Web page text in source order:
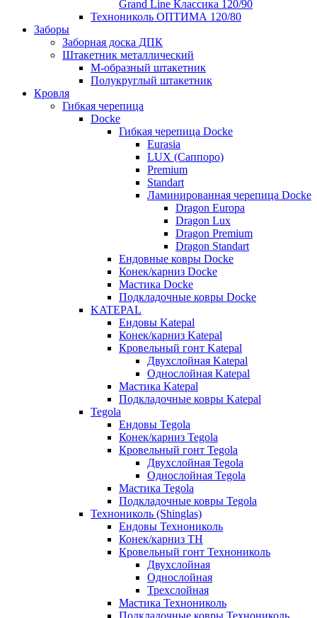
Grand Line Классика 120/90
Технониколь ОПТИМА 120/80
Заборы
Заборная доска ДПК
Штакетник металлический
М-образный штакетник
Полукруглый штакетник
Кровля
Гибкая черепица
Docke
Гибкая черепица Docke
Eurasia
LUX (Саппоро)
Premium
Standart
Ламинированная черепица Docke
Dragon Europa
Dragon Lux
Dragon Premium
Dragon Standart
Ендовные ковры Docke
Конек/карниз Docke
Мастика Docke
Подкладочные ковры Docke
KATEPAL
Ендовы Katepal
Конек/карниз Katepal
Кровельный гонт Katepal
Двухслойная Katepal
Однослойная Katepal
Мастика Katepal
Подкладочные ковры Katepal
Tegola
Ендовы Tegola
Конек/карниз Tegola
Кровельный гонт Tegola
Двухслойная Tegola
Однослойная Tegola
Мастика Tegola
Подкладочные ковры Tegola
Технониколь (Shinglas)
Ендовы Технониколь
Конек/карниз ТН
Кровельный гонт Технониколь
Двухслойная
Однослойная
Трехслойная
Мастика Технониколь
Подкладочные ковры Технониколь